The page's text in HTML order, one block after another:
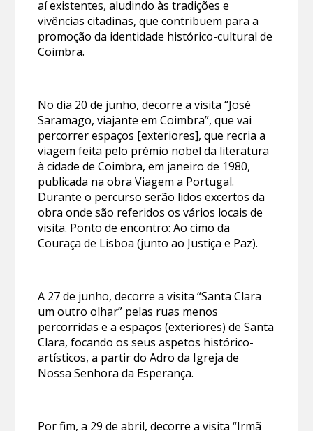
aí existentes, aludindo às tradições e
vivências citadinas, que contribuem para a
promoção da identidade histórico-cultural de
Coimbra.
No dia 20 de junho, decorre a visita “José
Saramago, viajante em Coimbra”, que vai
percorrer espaços [exteriores], que recria a
viagem feita pelo prémio nobel da literatura
à cidade de Coimbra, em janeiro de 1980,
publicada na obra Viagem a Portugal.
Durante o percurso serão lidos excertos da
obra onde são referidos os vários locais de
visita. Ponto de encontro: Ao cimo da
Couraça de Lisboa (junto ao Justiça e Paz).
A 27 de junho, decorre a visita “Santa Clara
um outro olhar” pelas ruas menos
percorridas e a espaços (exteriores) de Santa
Clara, focando os seus aspetos histórico-
artísticos, a partir do Adro da Igreja de
Nossa Senhora da Esperança.
Por fim, a 29 de abril, decorre a visita “Irmã